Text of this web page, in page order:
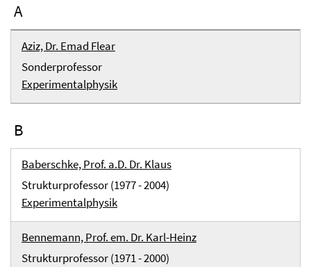
A
Aziz, Dr. Emad Flear
Sonderprofessor
Experimentalphysik
B
Baberschke, Prof. a.D. Dr. Klaus
Strukturprofessor (1977 - 2004)
Experimentalphysik
Bennemann, Prof. em. Dr. Karl-Heinz
Strukturprofessor (1971 - 2000)